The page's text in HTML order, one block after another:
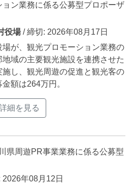
ン業務に係る公募型プロポーザ
役場/ 締切: 2026年08月17日
が、観光プロモーション業務の
域の主要観光施設を連携させた
し、観光周遊の促進と観光客の
額は264万円。
細を見る
県周遊PR事業業務に係る公募型
2026年08月12日